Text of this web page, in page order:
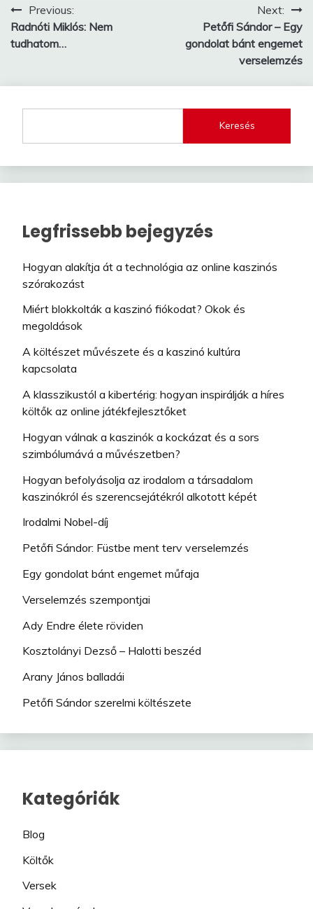
Bejegyzés
navigáció
Previous:
Radnóti Miklós: Nem
tudhatom…
Next:
Petőfi Sándor – Egy
gondolat bánt engemet
verselemzés
Keresés
Legfrissebb bejegyzés
Hogyan alakítja át a technológia az online kaszinós
szórakozást
Miért blokkolták a kaszinó fiókodat? Okok és
megoldások
A költészet művészete és a kaszinó kultúra
kapcsolata
A klasszikustól a kibertérig: hogyan inspirálják a híres
költők az online játékfejlesztőket
Hogyan válnak a kaszinók a kockázat és a sors
szimbólumává a művészetben?
Hogyan befolyásolja az irodalom a társadalom
kaszinókról és szerencsejátékról alkotott képét
Irodalmi Nobel-díj
Petőfi Sándor: Füstbe ment terv verselemzés
Egy gondolat bánt engemet műfaja
Verselemzés szempontjai
Ady Endre élete röviden
Kosztolányi Dezső – Halotti beszéd
Arany János balladái
Petőfi Sándor szerelmi költészete
Kategóriák
Blog
Költők
Versek